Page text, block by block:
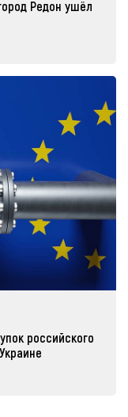
Редон ушёл
российского